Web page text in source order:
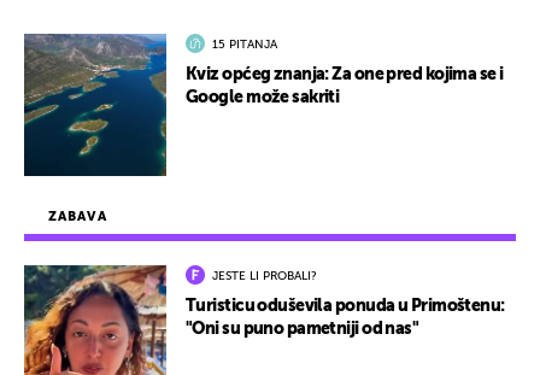
ZABAVA
JESTE LI PROBALI?
Turisticu oduševila ponuda u Primoštenu:
"Oni su puno pametniji od nas"
15 PITANJA
Kviz općeg znanja: Za one pred kojima se i
Google može sakriti